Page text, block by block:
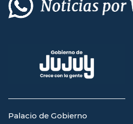
Palacio de Gobierno